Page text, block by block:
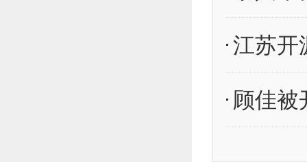
顾佳被